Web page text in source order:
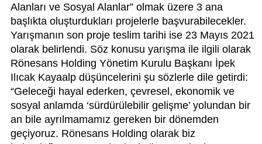
Alanları ve Sosyal Alanlar” olmak üzere 3 ana
başlıkta oluşturdukları projelerle başvurabilecekler.
Yarışmanın son proje teslim tarihi ise 23 Mayıs 2021
olarak belirlendi. Söz konusu yarışma ile ilgili olarak
Rönesans Holding Yönetim Kurulu Başkanı İpek
Ilıcak Kayaalp düşüncelerini şu sözlerle dile getirdi:
“Geleceği hayal ederken, çevresel, ekonomik ve
sosyal anlamda ‘sürdürülebilir gelişme’ yolundan bir
an bile ayrılmamamız gereken bir dönemden
geçiyoruz. Rönesans Holding olarak biz